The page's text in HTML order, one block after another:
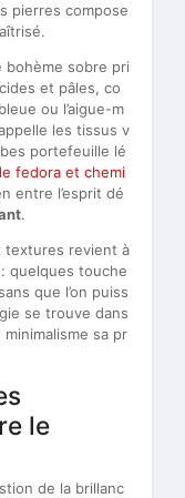
pierres compose
bohème sobre pri
et pâles, co
ou l’aigue-m
les tissus v
portefeuille lé
fedora et chemi
entre l’esprit dé
.
textures revient à
quelques touche
que l’on puiss
se trouve dans
sa pr
le
de la brillanc